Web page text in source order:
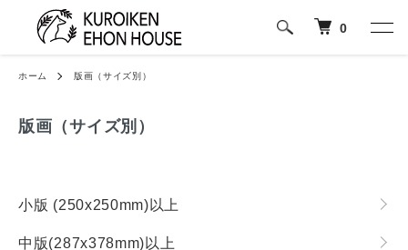
0
ホーム 版画（サイズ別）
版画（サイズ別）
小版 (250x250mm)以上
中版(287x378mm)以上